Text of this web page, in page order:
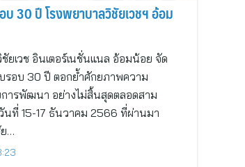
30 ปี โรงพยาบาลวิชัยเวชฯ อ้อม
ยเวช อินเตอร์เนชั่นแนล อ้อมน้อย จัด
รอบ 30 ปี ตอกย้ำศักยภาพความ
ารพัฒนา อย่างไม่สิ้นสุดตลอดสาม
นที่ 15-17 ธันวาคม 2566 ที่ผ่านมา
…